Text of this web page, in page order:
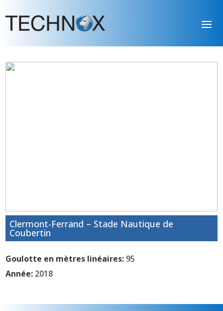
Clermont-Ferrand – Stade Nautique de
Coubertin
Goulotte en mètres linéaires: 95
Année: 2018